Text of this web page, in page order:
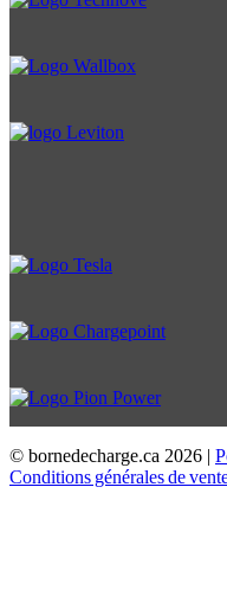
© bornedecharge.ca 2026 |
Conditions générales de